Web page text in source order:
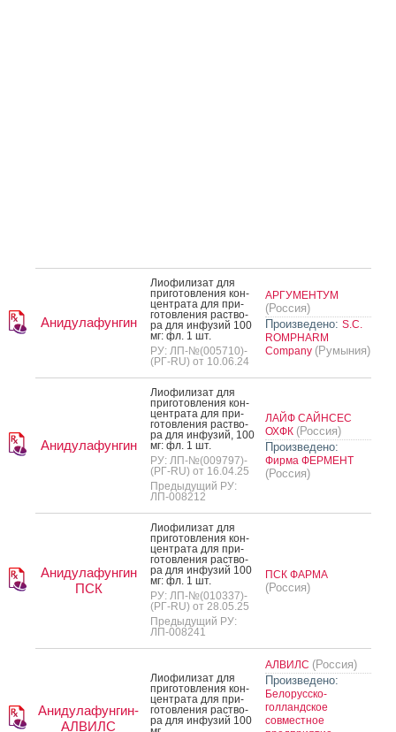
Анидулафунгин
Ли­офи­лизат для
при­готов­ле­ния кон­
цен­тра­та для при­
готов­ле­ния рас­тво­
ра для ин­фу­зий 100
мг: фл. 1 шт.
РУ: ЛП-№(005710)-
(РГ-RU) от 10.06.24
АРГУМЕНТУМ
(Россия)
Произведено: S.C.
ROMPHARM
Company (Румыния)
Анидулафунгин
Ли­офи­лизат для
при­готов­ле­ния кон­
цен­тра­та для при­
готов­ле­ния рас­тво­
ра для ин­фу­зий, 100
мг: фл. 1 шт.
РУ: ЛП-№(009797)-
(РГ-RU) от 16.04.25
Предыдущий РУ:
ЛП-008212
ЛАЙФ САЙНСЕС
ОХФК (Россия)
Произведено:
Фирма ФЕРМЕНТ
(Россия)
Анидулафунгин
ПСК
Ли­офи­лизат для
при­готов­ле­ния кон­
цен­тра­та для при­
готов­ле­ния рас­тво­
ра для ин­фу­зий 100
мг: фл. 1 шт.
РУ: ЛП-№(010337)-
(РГ-RU) от 28.05.25
Предыдущий РУ:
ЛП-008241
ПСК ФАРМА
(Россия)
Анидулафунгин-
АЛВИЛС
Ли­офи­лизат для
при­готов­ле­ния кон­
цен­тра­та для при­
готов­ле­ния рас­тво­
ра для ин­фу­зий 100
АЛВИЛС (Россия)
Произведено:
Белорусско-
голландское
совместное